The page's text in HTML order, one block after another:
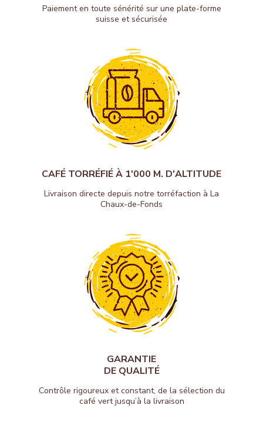
Paiement en toute sénérité sur une plate-forme
suisse et sécurisée
CAFÉ TORRÉFIÉ À 1'000 M. D'ALTITUDE
Livraison directe depuis notre torréfaction à La
Chaux-de-Fonds
GARANTIE
DE QUALITÉ
Contrôle rigoureux et constant, de la sélection du
café vert jusqu’à la livraison